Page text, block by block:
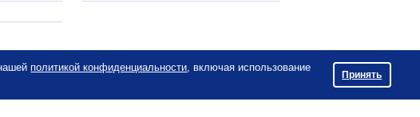
политикой конфиденциальности, включая использование
Принять